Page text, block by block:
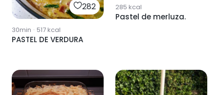
282
30min · 517kcal
PASTEL DE VERDURA
285 kcal
Pastel de merluza.